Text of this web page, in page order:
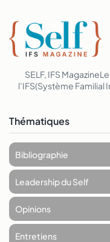
SELF, IFS Magazine
l’IFS(Système Familial
Thématiques
Bibliographie
Leadership du Self
Opinions
Entretiens